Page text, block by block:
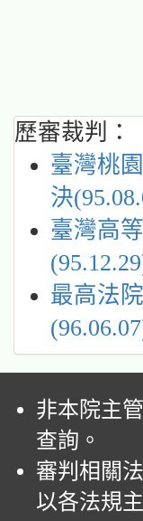
歷審裁判：
臺灣桃
決
臺灣高
最高法
非本院主
查詢。
審判相關
以各法規